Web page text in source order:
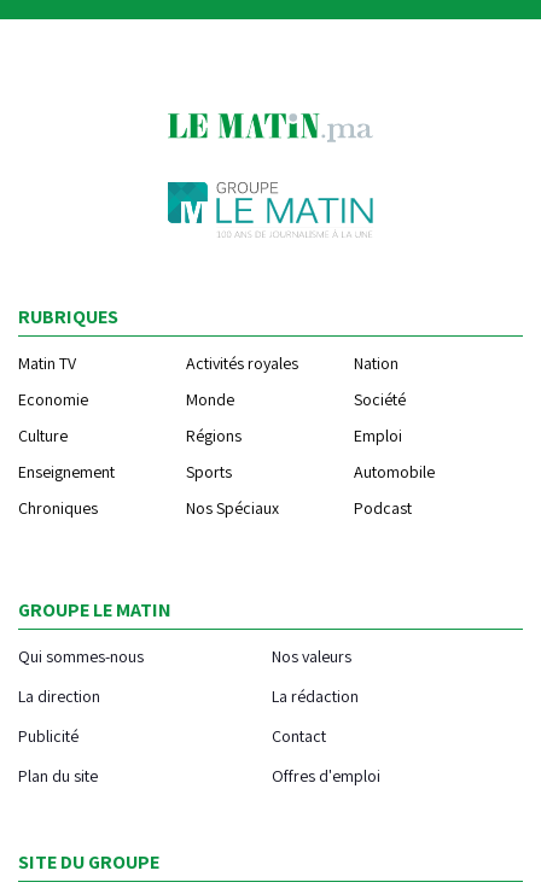
RUBRIQUES
Matin TV Activités royales
Nation
Economie
Monde
Société
Culture
Régions
Emploi
Enseignement
Sports
Automobile
Chroniques
Nos Spéciaux Podcast
GROUPE LE MATIN
Qui sommes-nous
Nos valeurs
La direction
La rédaction
Publicité
Contact
Plan du site
Offres d'emploi
SITE DU GROUPE